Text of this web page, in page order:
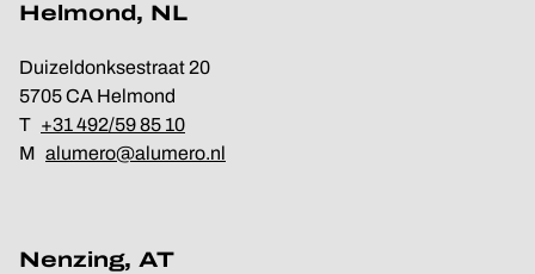
Helmond, NL
Duizeldonksestraat 20
5705 CA Helmond
T +31 492/59 85 10
M alumero@alumero.nl
Nenzing, AT